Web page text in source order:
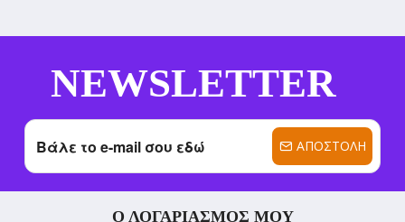
NEWSLETTER
ΑΠΟΣΤΟΛΉ
Ο ΛΟΓΑΡΙΑΣΜΌΣ ΜΟΥ